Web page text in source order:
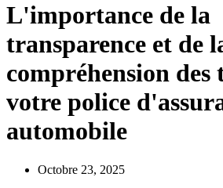
L'importance de la
transparence et de
compréhension des
votre police
automobile
Octobre 23, 2025